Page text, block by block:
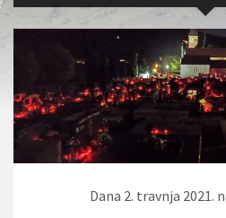
Dana 2. travnja 2021.